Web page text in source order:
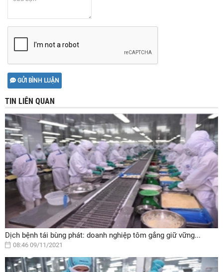
GỬI BÌNH LUẬN
TIN LIÊN QUAN
Dịch bệnh tái bùng phát: doanh nghiệp tôm gắng giữ vững...
08:46 09/11/2021